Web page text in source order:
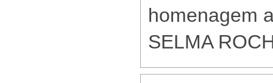
homenagem
SELMA